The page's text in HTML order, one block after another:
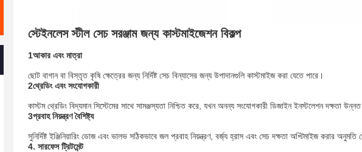
স্টেইনলেস স্টীল সেচ সরঞ্জাম জন্য কাস্টমাইজেশন বিকল্প
1আকার এবং মাত্রা
ছোট বাগান বা বিস্তৃত কৃষি ক্ষেত্রের জন্য নির্দিষ্ট সেচ বিন্যাসের জন্য উপাদানগুলি কাস্টমাইজ করা যেতে পারে।
2থ্রেডিং এবং সংযোগকারী
কাস্টম থ্রেডিং বিদ্যমান সিস্টেমের সাথে সামঞ্জস্যতা নিশ্চিত করে, যখন অনন্য সংযোগকারী ডিজাইন ইনস্টলেশন দক্ষতা
3প্রবাহ নিয়ন্ত্রণ বৈশিষ্ট্য
সুনির্দিষ্ট ইঞ্জিনিয়ারিং ডোজ এবং ভালভ সঠিকভাবে জল প্রবাহ নিয়ন্ত্রণ, বর্জ্য হ্রাস এবং সেচ দক্ষতা অপ্টিমাইজ করার অনুমতি
4. সারফেস ট্রিটমেন্ট